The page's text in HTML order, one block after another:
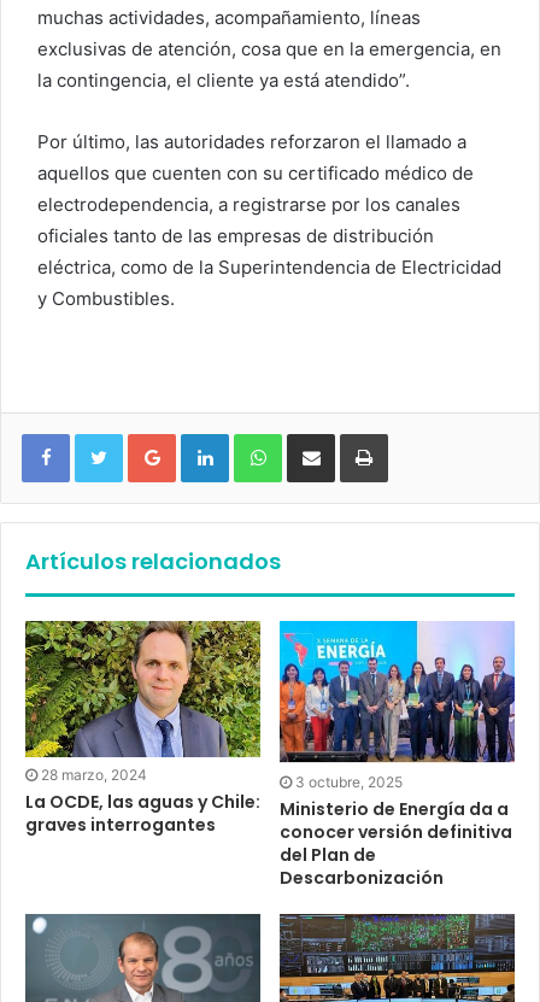
muchas actividades, acompañamiento, líneas
exclusivas de atención, cosa que en la emergencia, en
la contingencia, el cliente ya está atendido”.
Por último, las autoridades reforzaron el llamado a
aquellos que cuenten con su certificado médico de
electrodependencia, a registrarse por los canales
oficiales tanto de las empresas de distribución
eléctrica, como de la Superintendencia de Electricidad
y Combustibles.
Google+ LinkedIn WhatsApp
Artículos relacionados
28 marzo, 2024
La OCDE, las aguas y Chile:
graves interrogantes
3 octubre, 2025
Ministerio de Energía da a
conocer versión definitiva
del Plan de
Descarbonización